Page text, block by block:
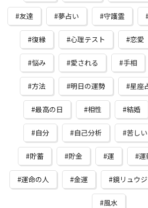
友達 夢占い 守護霊
復縁 心理テスト 恋愛
悩み 愛される 手相
方法 明日の運勢 星座
最高の日 相性 結婚
自分 自己分析 苦しい
貯蓄 貯金 運 運
運命の人 金運 鏡リュウジ
風水